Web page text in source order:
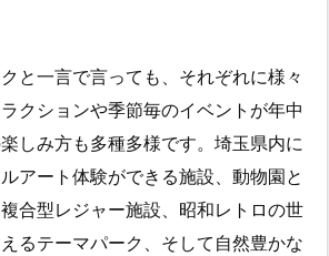
と一言で言っても、それぞれに様々
クションや季節毎のイベントが年中
しみ方も多種多様です。埼玉県内に
アート体験ができる施設、動物園と
合型レジャー施設、昭和レトロの世
るテーマパーク、そして自然豊かな